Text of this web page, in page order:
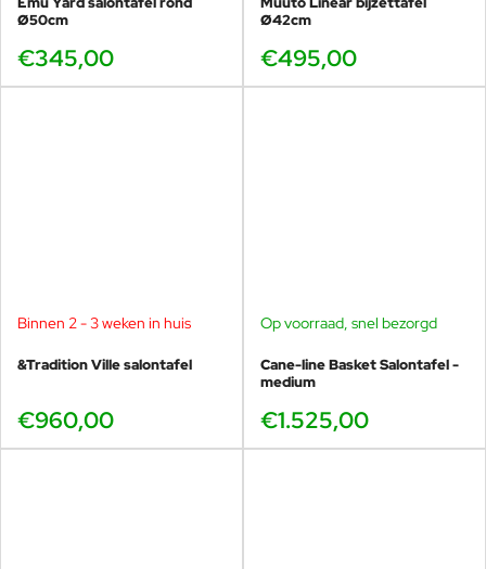
Ø50cm
€345,00
Ø42cm
€495,00
Binnen 2 - 3 weken in huis
&Tradition Ville salontafel
€960,00
Op voorraad, snel bezorgd
Cane-line Basket Salontafel -
medium
€1.525,00